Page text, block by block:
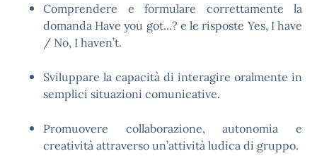
Comprendere e formulare correttamente la
domanda Have you got...? e le risposte Yes, I have
/ No, I haven’t.
Sviluppare la capacità di interagire oralmente in
semplici situazioni comunicative.
Promuovere collaborazione, autonomia e
creatività attraverso un’attività ludica di gruppo.